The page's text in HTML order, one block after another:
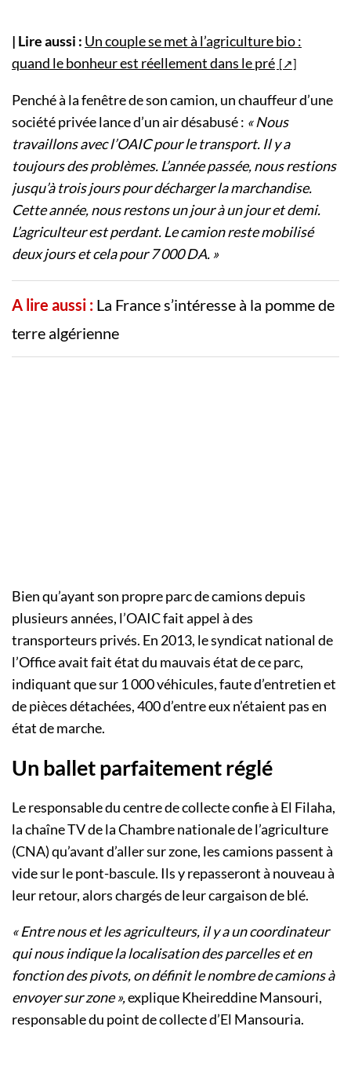
| Lire aussi : Un couple se met à l’agriculture bio :
quand le bonheur est réellement dans le pré
Penché à la fenêtre de son camion, un chauffeur d’une
société privée lance d’un air désabusé : « Nous
travaillons avec l’OAIC pour le transport. Il y a
toujours des problèmes. L’année passée, nous restions
jusqu’à trois jours pour décharger la marchandise.
Cette année, nous restons un jour à un jour et demi.
L’agriculteur est perdant. Le camion reste mobilisé
deux jours et cela pour 7 000 DA. »
A lire aussi : La France s’intéresse à la pomme de
terre algérienne
Bien qu’ayant son propre parc de camions depuis
plusieurs années, l’OAIC fait appel à des
transporteurs privés. En 2013, le syndicat national de
l’Office avait fait état du mauvais état de ce parc,
indiquant que sur 1 000 véhicules, faute d’entretien et
de pièces détachées, 400 d’entre eux n’étaient pas en
état de marche.
Un ballet parfaitement réglé
Le responsable du centre de collecte confie à El Filaha,
la chaîne TV de la Chambre nationale de l’agriculture
(CNA) qu’avant d’aller sur zone, les camions passent à
vide sur le pont-bascule. Ils y repasseront à nouveau à
leur retour, alors chargés de leur cargaison de blé.
« Entre nous et les agriculteurs, il y a un coordinateur
qui nous indique la localisation des parcelles et en
fonction des pivots, on définit le nombre de camions à
envoyer sur zone »,explique Kheireddine Mansouri,
responsable du point de collecte d’El Mansouria.